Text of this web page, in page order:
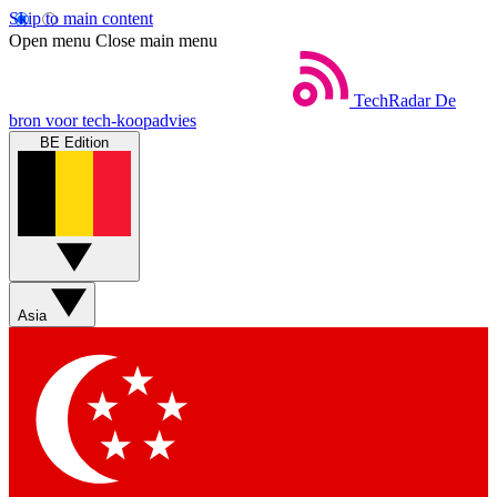
Skip to main content
Open menu Close main menu
TechRadar De
bron voor tech-koopadvies
BE Edition
Asia